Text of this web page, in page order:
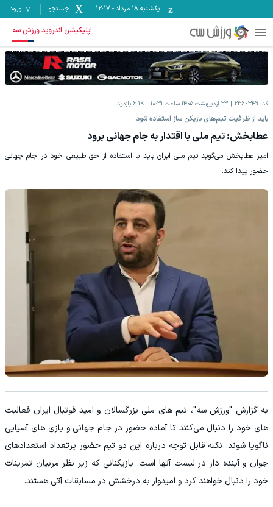
یکشنبه ۱۸ مرداد -
12:17 جستجو ورود
اپلیکیشن اندروید ورزش سه
کد: 2360349 23 اردیبهشت 1405 ساعت 10:31 6.1K بازدید
باید از ظرفیت تیم‌های بازیکن ساز استفاده شود
عطابخش: تیم ملی با اقتدار به جام جهانی برود
امیر عطابخش می‌گوید تیم ملی ایران باید با استفاده از حق طبیعی خود در جام جهانی
حضور پیدا کند.
به گزارش "ورزش سه"، تیم های ملی بزرگسالان و امید فوتبال ایران فعالیت
های خود را دنبال می‌کنند تا آماده حضور در جام جهانی و بازی های آسیایی
ناگویا شوند. نکته قابل توجه درباره این دو تیم حضور پرتعداد استعدادهای
جوان و آینده دار در لیست آنها است. بازیکنانی که زیر نظر مربیان تمرینات
خود را دنبال خواهند کرد و امیدوار به درخشش در مسابقات آتی هستند.